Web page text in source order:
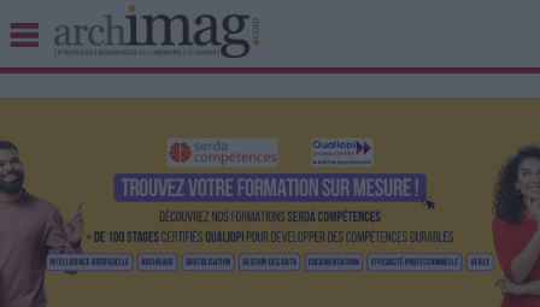
BIBLIOTHÈQUE ÉDITION
UNIVERS DATA
TRAVAIL COLLABORATIF
VIE NUMÉRIQUE
NUMÉRIQUE RESPONSABLE